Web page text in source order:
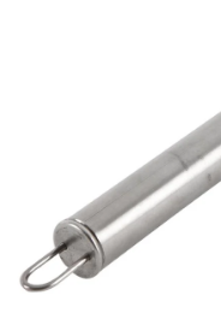
DÁRKOVÉ POUKAZY
TÉMATICKÉ PRODUKTY